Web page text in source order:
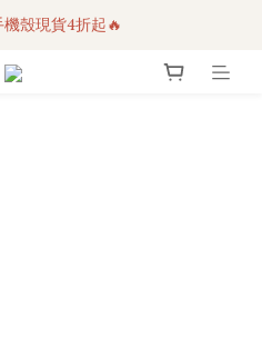
任選2件95折！
殼現貨4折起🔥
動傘任2件9折！